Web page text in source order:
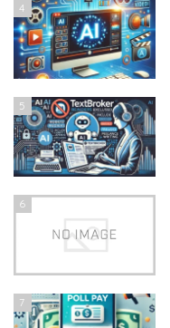
4
5
6
7